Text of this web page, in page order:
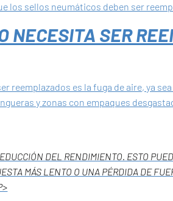
los sellos neumáticos deben ser
NECESITA SER
reemplazados es la fuga de aire, ya
y zonas con empaques
DEL RENDIMIENTO. ESTO
MÁS LENTO O UNA PÉRDIDA DE